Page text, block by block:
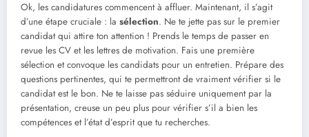
Ok, les candidatures commencent à affluer. Maintenant, il s’agit
d’une étape cruciale : la sélection. Ne te jette pas sur le premier
candidat qui attire ton attention ! Prends le temps de passer en
revue les CV et les lettres de motivation. Fais une première
sélection et convoque les candidats pour un entretien. Prépare des
questions pertinentes, qui te permettront de vraiment vérifier si le
candidat est le bon. Ne te laisse pas séduire uniquement par la
présentation, creuse un peu plus pour vérifier s’il a bien les
compétences et l’état d’esprit que tu recherches.